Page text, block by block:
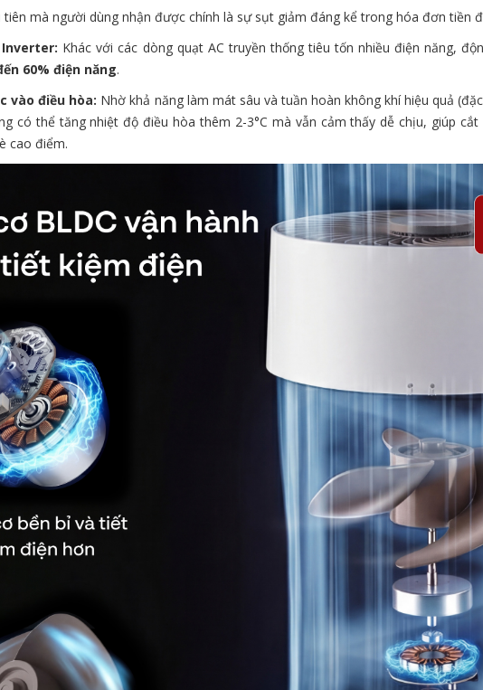
mà người dùng nhận được chính là sự sụt giảm đáng kể trong hóa đơn tiền
Khác với các dòng quạt AC truyền thống tiêu tốn nhiều điện năng,
60% điện năng.
vào điều hòa: Nhờ khả năng làm mát sâu và tuần hoàn không khí hiệu quả
có thể tăng nhiệt độ điều hòa thêm 2-3°C mà vẫn cảm thấy dễ chịu, giúp
cao điểm.